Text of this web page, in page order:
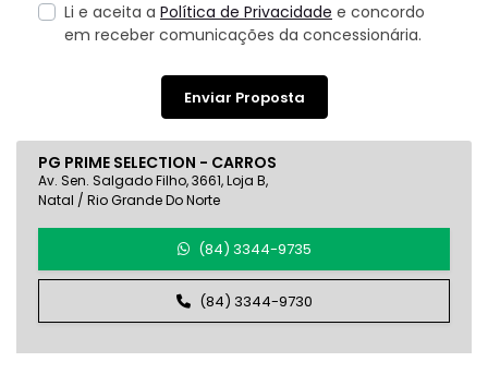
PG PRIME SELECTION - CARROS
Av. Sen. Salgado Filho, 3661, Loja B,
Natal / Rio Grande Do Norte
(84) 3344-9735
(84) 3344-9730
Li e aceita a Política de Privacidade e concordo
em receber comunicações da concessionária.
Enviar Proposta